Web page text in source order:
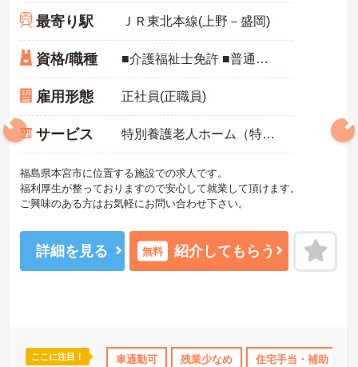
休日110日以上 産休･育休･介護休暇取得実績あり 高収入
最寄り駅 ＪＲ東北本線(上野－盛岡)
資格/職種 ■介護福祉士免許 ■普通自動車（AT限定可）
雇用形態 正社員(正職員)
サービス 特別養護老人ホーム（特養）
福島県本宮市に位置する施設での求人です。
福利厚生が整っておりますので安心して就業して頂けます。
ご興味のある方はお気軽にお問い合わせ下さい。
詳細を見る 無料 紹介してもらう
ここに注目！ 車通勤可 残業少なめ 住宅手当・補助